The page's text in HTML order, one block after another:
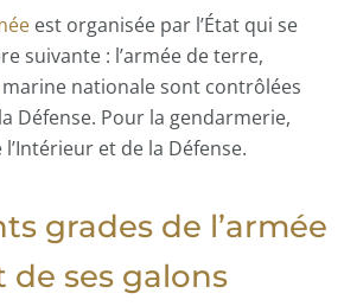
est organisée par l’État qui se
suivante : l’armée de terre,
marine nationale sont contrôlées
Défense. Pour la gendarmerie,
et de la Défense.
grades de l’armée
de ses galons